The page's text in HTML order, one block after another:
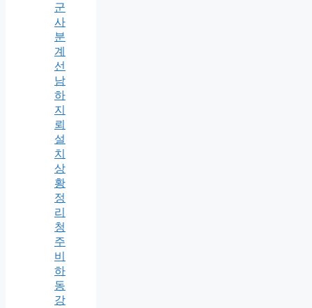
군
사
분
계
선
남
하
지
뢰
설
치
상
황
정
리
청
주
비
하
동
강